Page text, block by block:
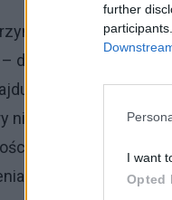
further
I want
Opted
po lecie, to ta
doskonale
się na podium
nie tylko nawilża
Redukuje także